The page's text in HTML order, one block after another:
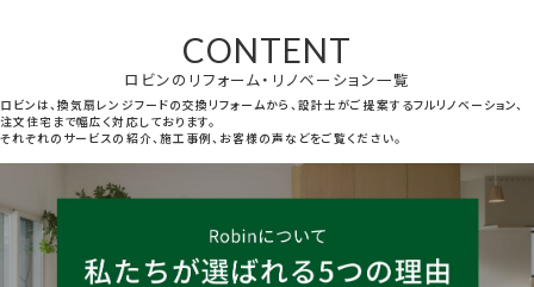
CONTENT
ロビンのリフォーム・リノベーション一覧
ロビンは、換気扇レンジフードの交換リフォームから、設計士がご提案するフルリノベーション、
注文住宅まで幅広く対応しております。
それぞれのサービスの紹介、施工事例、お客様の声などをご覧ください。